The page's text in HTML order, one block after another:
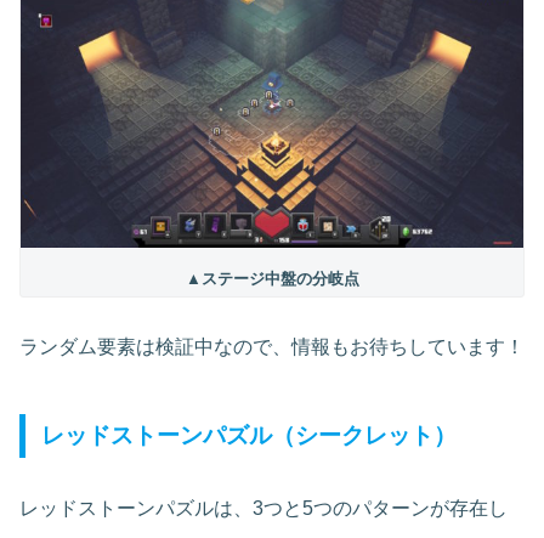
▲ステージ中盤の分岐点
ランダム要素は検証中なので、情報もお待ちしています！
レッドストーンパズル（シークレット）
レッドストーンパズルは、3つと5つのパターンが存在し